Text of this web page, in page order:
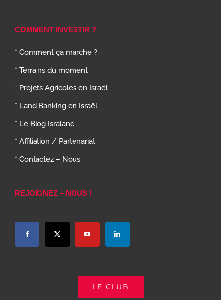
COMMENT INVESTIR ?
* Comment ça marche ?
* Terrains du moment
* Projets Agricoles en Israël
* Land Banking en Israël
* Le Blog Israland
* Affiliation / Partenariat
* Contactez – Nous
REJOIGNEZ – NOUS !
LE CLUB